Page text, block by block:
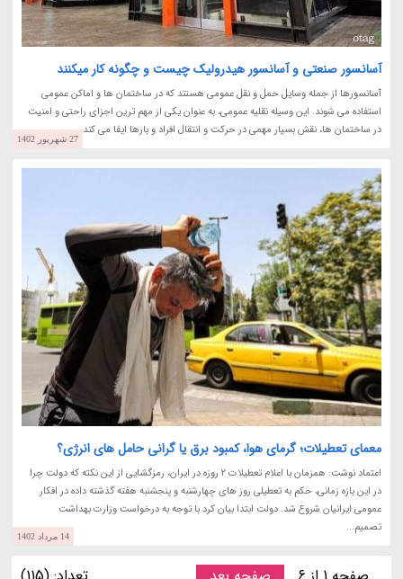
آسانسور صنعتی و آسانسور هیدرولیک چیست و چگونه کار میکنند
آسانسورها از جمله وسایل حمل و نقل عمومی هستند که در ساختمان ها و اماکن عمومی
استفاده می شوند. این وسیله نقلیه عمومی، به عنوان یکی از مهم ترین اجزای راحتی و امنیت
در ساختمان ها، نقش بسیار مهمی در حرکت و انتقال افراد و بارها ایفا می کند.
27 شهریور 1402
معمای تعطیلات؛ گرمای هوا، کمبود برق یا گرانی حامل های انرژی؟
اعتماد نوشت: همزمان با اعلام تعطیلات 2 روزه در ایران، رمزگشایی از این نکته که دولت چرا
در این بازه زمانی، حکم به تعطیلی روز های چهارشنبه و پنجشنبه هفته گذشته داده در افکار
عمومی ایرانیان شروع شد. دولت ابتدا بیان کرد با توجه به درخواست وزارت بهداشت
تصمیم...
14 مرداد 1402